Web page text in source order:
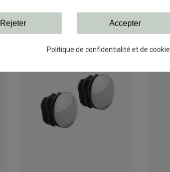
Rejeter Accepter
Politique de confidentialité et de